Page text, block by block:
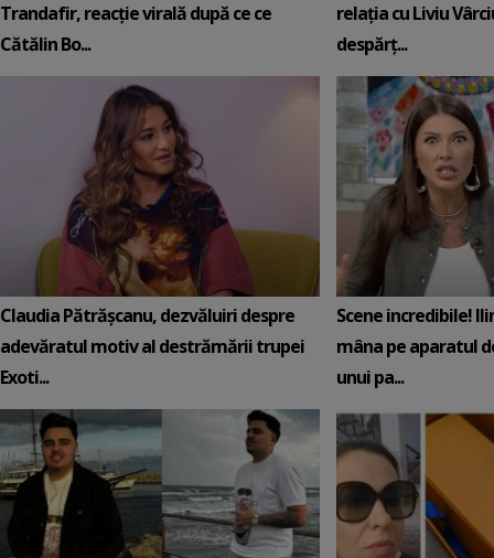
Trandafir, reacție virală după ce ce
Cătălin Bo...
relația cu Liviu
despărț...
Claudia Pătrășcanu, dezvăluiri despre
adevăratul motiv al destrămării trupei
Exoti...
Scene incredibile!
mâna pe aparatul
unui pa...